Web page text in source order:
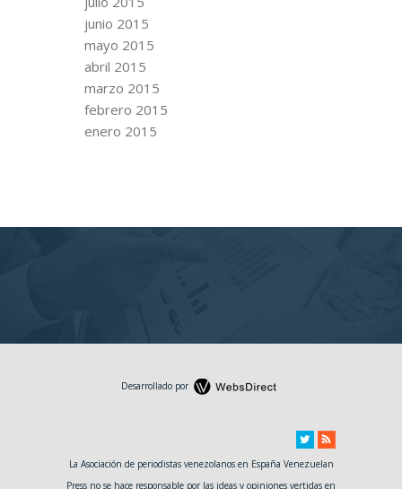
junio 2015
mayo 2015
abril 2015
marzo 2015
febrero 2015
enero 2015
Desarrollado por
La Asociación de periodistas venezolanos en España Venezuelan
Press no se hace responsable por las ideas y opiniones vertidas en